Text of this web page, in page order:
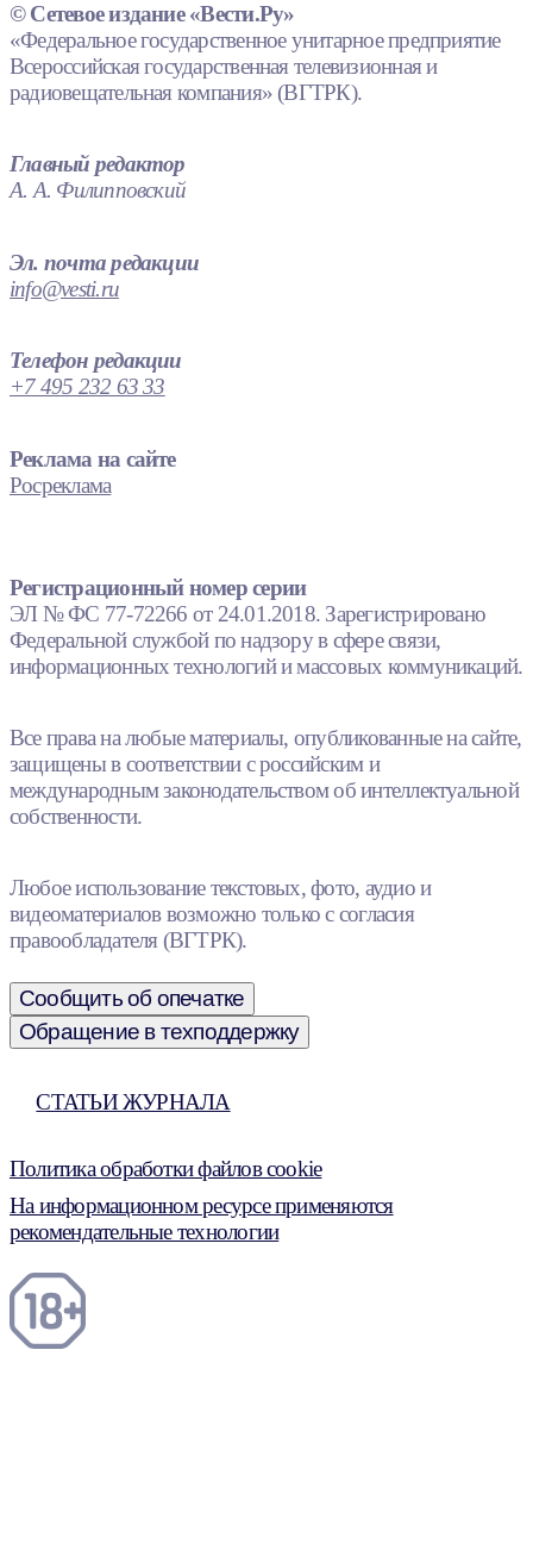
© Сетевое издание «Вести.Ру»
«Федеральное государственное унитарное предприятие
Всероссийская государственная телевизионная и
радиовещательная компания» (ВГТРК).
Главный редактор
А. А. Филипповский
Эл. почта редакции
info@vesti.ru
Телефон редакции
+7 495 232 63 33
Реклама на сайте
Росреклама
Регистрационный номер серии
ЭЛ № ФС 77-72266 от 24.01.2018. Зарегистрировано
Федеральной службой по надзору в сфере связи,
информационных технологий и массовых коммуникаций.
Все права на любые материалы, опубликованные на сайте,
защищены в соответствии с российским и
международным законодательством об интеллектуальной
собственности.
Любое использование текстовых, фото, аудио и
видеоматериалов возможно только с согласия
правообладателя (ВГТРК).
Сообщить об опечатке
Обращение в техподдержку
СТАТЬИ ЖУРНАЛА
Политика обработки файлов cookie
На информационном ресурсе применяются
рекомендательные технологии